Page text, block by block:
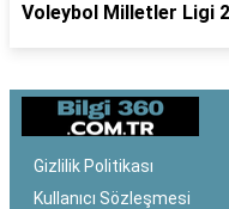
Voleybol Milletler Ligi
Gizlilik Politikası
Kullanıcı Sözleşmesi